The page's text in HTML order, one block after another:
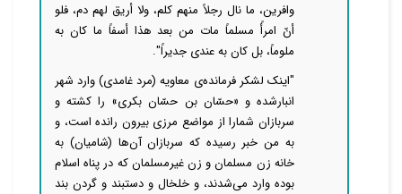
وافرین، ما نال رجلاً منهم کلم، ولا أریق لهم دم، فلو
أنّ امرأً مسلماً مات من بعد هذا أسفاً ما کان به
ملوماً، بل کان به عندی جدیراً".
"اینک لشکر فرمانده‌ی معاویه (مرد غامدی) وارد شهر
انبارشده و «حسّان بن حسّان بکری» را کشته و
سربازان شمارا از مواضع مرزی بیرون رانده است، و
به من خبر رسیده که سربازان آن‌ها (شامیان) به
خانه زن مسلمان و زن غیرمسلمان که در پناه اسلام
بوده وارد می‌شدند، و خلخال و دستبند و گردن بند